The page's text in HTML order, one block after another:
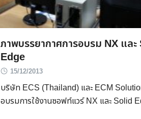
ภาพบรรยากาศการอบรม NX แล
Edge
15/12/2013
บริษัท ECS (Thailand) และ ECM
อบรมการใช้งานซอฟท์แวร์ NX และ Solid